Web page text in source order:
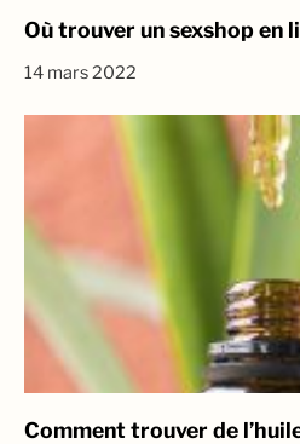
Où trouver un sexshop en
14 mars 2022
Comment trouver de